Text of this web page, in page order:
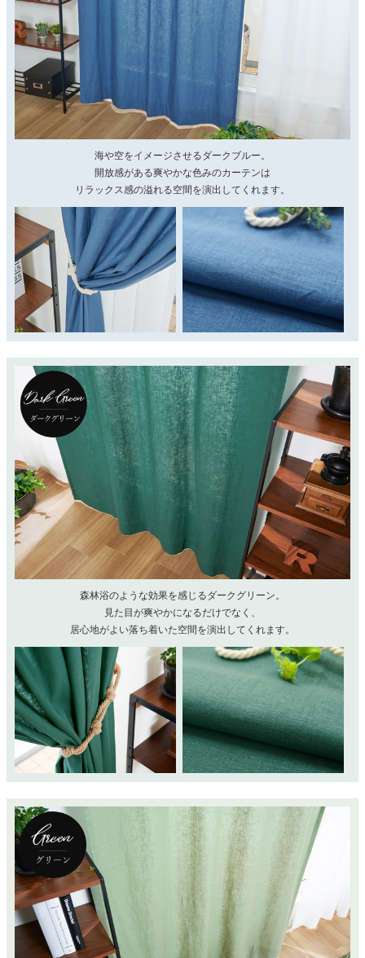
海や空をイメージさせるダークブルー。
開放感がある爽やかな色みのカーテンは
リラックス感の溢れる空間を演出してくれます。
森林浴のような効果を感じるダークグリーン。
見た目が爽やかになるだけでなく、
居心地がよい落ち着いた空間を演出してくれます。